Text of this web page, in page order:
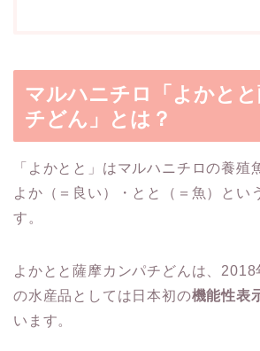
マルハニチロ「よかと
チどん」とは？
「よかとと」はマルハニチロの養殖
よか（＝良い）・とと（＝魚）とい
す。
よかとと薩摩カンパチどんは、2018
の水産品としては日本初の機能性表
います。